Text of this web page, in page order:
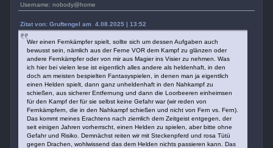
Username: nobody@home
Zitat von: Gruftengel am 4.08.2025 | 13:52
Wer einen Fernkämpfer spielt, sollte sich um dessen Aufgaben auch
bewusst sein, nämlich aus der Ferne VOR dem Kampf zu glänzen oder
andere Fernkämpfer oder von mir aus Magier ins Visier zu nehmen. Was
ich hier bei vielen lese ist eigentlich alles andere als heldenhaft, in den
doch am meisten bespielten Fantasyspielen, in denen man ja eigentlich
einen Helden spielt, dann ganz unheldenhaft in den Nahkampf zu
schießen, aus sicherer Entfernung und dann die Loorbeeren einheimsen
für den Kampf der für sie selbst keine Gefahr war (wir reden von
Fernkämpfern, die in den Nahkampf schießen und nicht von Fern vs. Fern).
Das kommt meines Erachtens nach ziemlich dem Zeitgeist entgegen, der
seit einigen Jahren vorherrscht, einen Helden zu spielen, aber bitte ohne
Gefahr und Risiko. Demnächst reiten wir mit Steckenpferd und rosa Tütü
gegen Drachen, wohlwissend das dem Helden nichts passieren kann. Das